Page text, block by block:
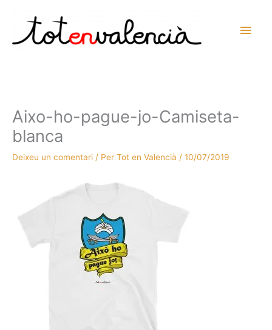
contingut
Aixo-ho-pague-jo-Camiseta-
blanca
Deixeu un comentari / Per Tot en Valencià / 10/07/2019